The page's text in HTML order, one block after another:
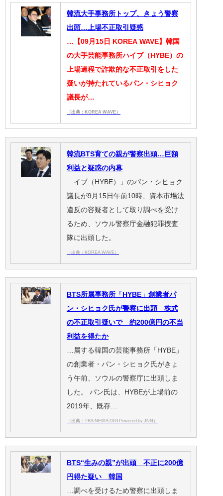
韓流大手事務所トップ、きょう警察
出頭…上場不正取引疑惑
…【09月15日 KOREA WAVE】韓国
の大手芸能事務所ハイブ（HYBE）の
上場過程で詐欺的な不正取引をした
疑いが持たれているパン・シヒョク
議長が…
（出典：KOREA WAVE）
韓流BTS育ての親が警察出頭…巨額
利益と疑惑の内幕
…イブ（HYBE）」のパン・シヒョク
議長が9月15日午前10時、資本市場法
違反の容疑者として取り調べを受け
るため、ソウル警察庁金融犯罪捜査
隊に出頭した。
（出典：KOREA WAVE）
BTS所属事務所「HYBE」創業者パ
ン・シヒョク氏が警察に出頭 株式
の不正取引疑いで 約200億円の不当
利益を得たか
…属する韓国の芸能事務所「HYBE」
の創業者・パン・シヒョク氏がきょ
う午前、ソウルの警察庁に出頭しま
した。 パン氏は、HYBEが上場前の
2019年、既存…
（出典：TBS NEWS DIG Powered by JNN）
BTS“生みの親”が出頭 不正に200億
円得た疑い 韓国
…調べを受けるため警察に出頭しま